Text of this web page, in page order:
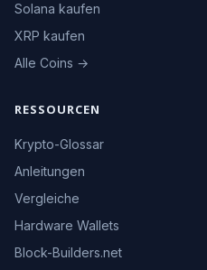
Solana kaufen
XRP kaufen
Alle Coins →
RESSOURCEN
Krypto-Glossar
Anleitungen
Vergleiche
Hardware Wallets
Block-Builders.net